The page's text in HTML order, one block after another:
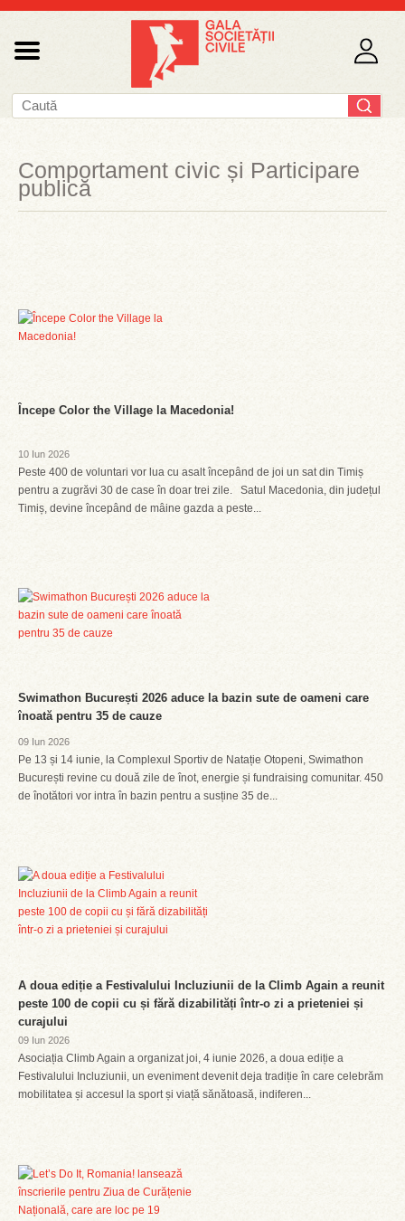
Comportament civic și Participare
publică
Începe Color the Village la Macedonia!
10 Iun 2026
Peste 400 de voluntari vor lua cu asalt începând de joi un sat din Timiș
pentru a zugrăvi 30 de case în doar trei zile. Satul Macedonia, din județul
Timiș, devine începând de mâine gazda a peste...
Swimathon București 2026 aduce la bazin sute de oameni care
înoată pentru 35 de cauze
09 Iun 2026
Pe 13 și 14 iunie, la Complexul Sportiv de Natație Otopeni, Swimathon
București revine cu două zile de înot, energie și fundraising comunitar. 450
de înotători vor intra în bazin pentru a susține 35 de...
A doua ediție a Festivalului Incluziunii de la Climb Again a reunit
peste 100 de copii cu și fără dizabilități într-o zi a prieteniei și
curajului
09 Iun 2026
Asociația Climb Again a organizat joi, 4 iunie 2026, a doua ediție a
Festivalului Incluziunii, un eveniment devenit deja tradiție în care celebrăm
mobilitatea și accesul la sport și viață sănătoasă, indiferen...